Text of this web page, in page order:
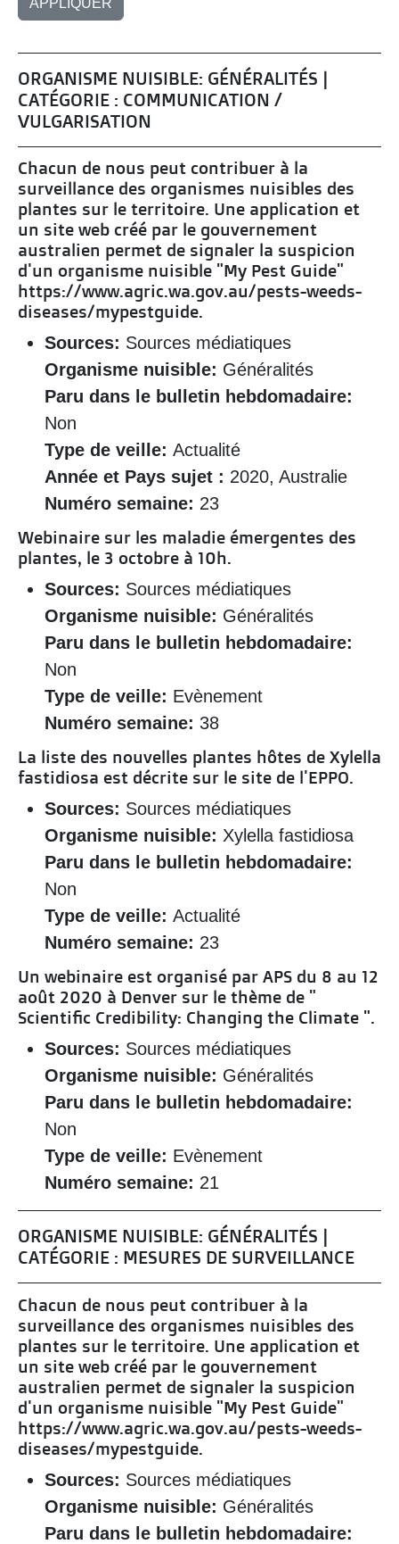
ORGANISME NUISIBLE: GÉNÉRALITÉS |
CATÉGORIE : COMMUNICATION /
VULGARISATION
Chacun de nous peut contribuer à la
surveillance des organismes nuisibles des
plantes sur le territoire. Une application et
un site web créé par le gouvernement
australien permet de signaler la suspicion
d'un organisme nuisible "My Pest Guide"
https://www.agric.wa.gov.au/pests-weeds-
diseases/mypestguide.
Sources: Sources médiatiques
Organisme nuisible: Généralités
Paru dans le bulletin hebdomadaire:
Non
Type de veille: Actualité
Année et Pays sujet : 2020, Australie
Numéro semaine: 23
Webinaire sur les maladie émergentes des
plantes, le 3 octobre à 10h.
Sources: Sources médiatiques
Organisme nuisible: Généralités
Paru dans le bulletin hebdomadaire:
Non
Type de veille: Evènement
Numéro semaine: 38
La liste des nouvelles plantes hôtes de Xylella
fastidiosa est décrite sur le site de l'EPPO.
Sources: Sources médiatiques
Organisme nuisible: Xylella fastidiosa
Paru dans le bulletin hebdomadaire:
Non
Type de veille: Actualité
Numéro semaine: 23
Un webinaire est organisé par APS du 8 au 12
août 2020 à Denver sur le thème de "
Scientific Credibility: Changing the Climate ".
Sources: Sources médiatiques
Organisme nuisible: Généralités
Paru dans le bulletin hebdomadaire:
Non
Type de veille: Evènement
Numéro semaine: 21
ORGANISME NUISIBLE: GÉNÉRALITÉS |
CATÉGORIE : MESURES DE SURVEILLANCE
Chacun de nous peut contribuer à la
surveillance des organismes nuisibles des
plantes sur le territoire. Une application et
un site web créé par le gouvernement
australien permet de signaler la suspicion
d'un organisme nuisible "My Pest Guide"
https://www.agric.wa.gov.au/pests-weeds-
diseases/mypestguide.
Sources: Sources médiatiques
Organisme nuisible: Généralités
Paru dans le bulletin hebdomadaire: